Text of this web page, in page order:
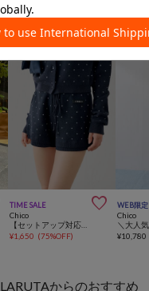
パンツからのおすすめ
TIME SALE 
Chico
¥1,650 (75%OFF)
WEB限定
Chico
¥10,780
LARUTAからのおすすめ